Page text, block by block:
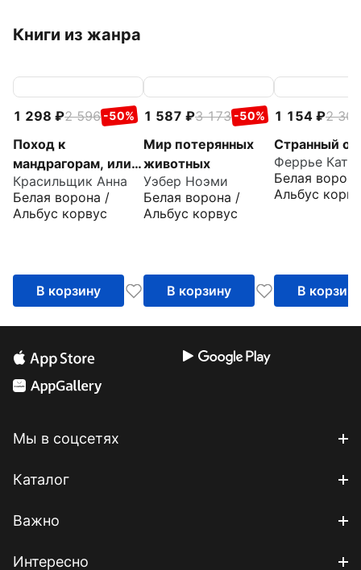
Книги из жанра
1 298 2 596 -50%
Поход к
мандрагорам, или
История о льве,
слоне, жирафе и
еже, который
Красильщик Анна
Белая ворона /
Альбус корвус
В корзину
1 587 3 173 -50%
Мир потерянных
животных
Уэбер Ноэми
Белая ворона /
Альбус корвус
В корзину
1 154
2 308
Странный
Феррье
Белая
Альбус
В корзину
Мы в соцсетях
Каталог
Важно
Интересно